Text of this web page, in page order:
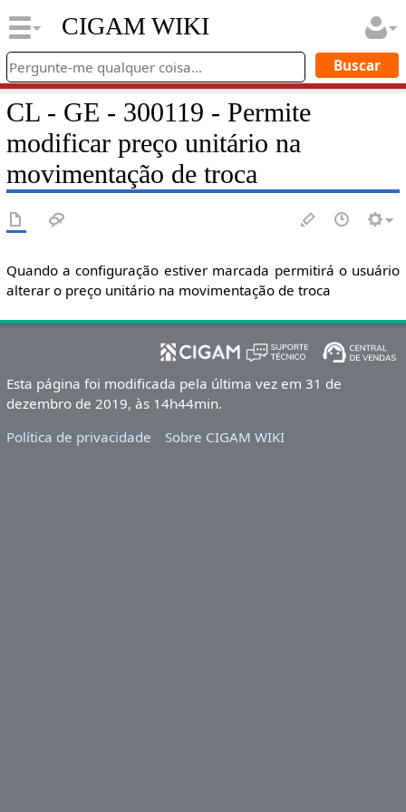
CIGAM WIKI
CL - GE - 300119 - Permite
modificar preço unitário na
movimentação de troca
Quando a configuração estiver marcada permitirá o usuário
alterar o preço unitário na movimentação de troca
Esta página foi modificada pela última vez em 31 de
dezembro de 2019, às 14h44min.
Política de privacidade
Sobre CIGAM WIKI